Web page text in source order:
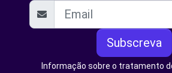
Subscreva
Informação sobre o tratamento